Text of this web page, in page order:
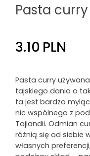
Pasta
3.10 PLN
Pasta curry
tajskiego dania o
ta jest bardzo
nic wspólnego z
Tajlandii. Odmian
różnią się od siebie
własnych